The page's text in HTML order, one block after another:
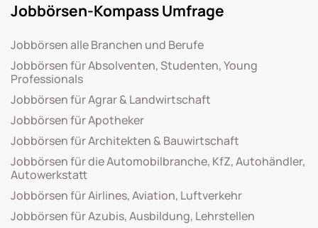
Jobbörsen-Kompass Umfrage
Jobbörsen alle Branchen und Berufe
Jobbörsen für Absolventen, Studenten, Young
Professionals
Jobbörsen für Agrar & Landwirtschaft
Jobbörsen für Apotheker
Jobbörsen für Architekten & Bauwirtschaft
Jobbörsen für die Automobilbranche, KfZ, Autohändler,
Autowerkstatt
Jobbörsen für Airlines, Aviation, Luftverkehr
Jobbörsen für Azubis, Ausbildung, Lehrstellen